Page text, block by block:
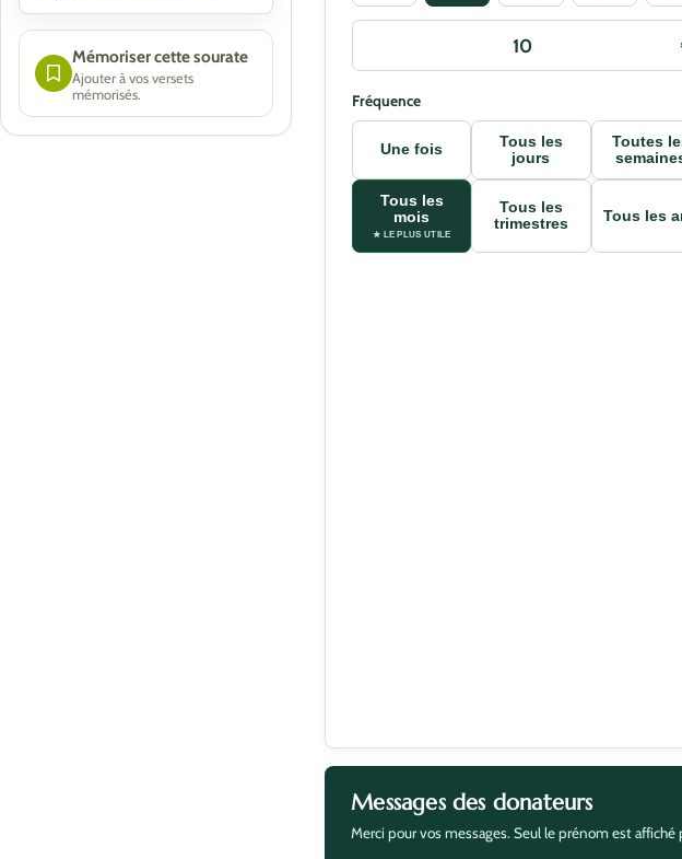
Mémoriser cette sourate
Ajouter à vos versets
mémorisés.
Fréquence
Une fois
Tous les
jours
Toutes
Tous les
mois
★ LE PLUS UTILE
Tous les
trimestres
Tous les
Messages des donateurs
Merci pour vos messages. Seul le prénom est